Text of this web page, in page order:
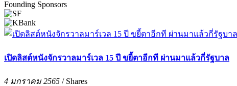
Founding Sponsors
เปิดลิสต์หนังจักรวาลมาร์เวล 15 ปี ขยี้ตาอีกที ผ่านมาแล้วกี่รัฐบาล
4 มกราคม 2565 / Shares